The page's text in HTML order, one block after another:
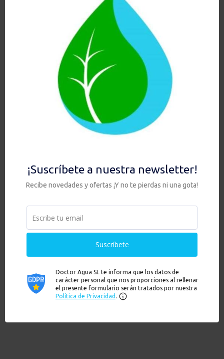
Prefiltro Plisado Lavable de 5
Micras Para Big Blue De 10
Pulgadas Doctor Agua
Hay existencias
Añadir al carrito